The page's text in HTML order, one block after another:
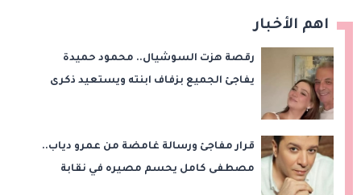
اهم الأخبار
رقصة هزت السوشيال.. محمود حميدة
يفاجئ الجميع بزفاف ابنته ويستعيد ذكرى
قرار مفاجئ ورسالة غامضة من عمرو دياب..
مصطفى كامل يحسم مصيره في نقابة